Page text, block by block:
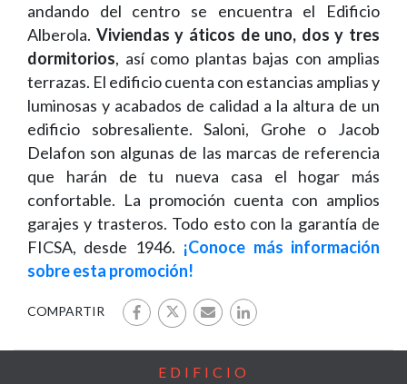
andando del centro se encuentra el Edificio
Alberola. Viviendas y áticos de uno, dos y tres
dormitorios, así como plantas bajas con amplias
terrazas. El edificio cuenta con estancias amplias y
luminosas y acabados de calidad a la altura de un
edificio sobresaliente. Saloni, Grohe o Jacob
Delafon son algunas de las marcas de referencia
que harán de tu nueva casa el hogar más
confortable. La promoción cuenta con amplios
garajes y trasteros. Todo esto con la garantía de
FICSA, desde 1946. ¡Conoce más información
sobre esta promoción!
COMPARTIR
EDIFICIO